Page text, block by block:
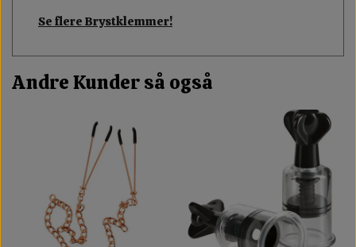
Se flere Brystklemmer!
Andre Kunder så også